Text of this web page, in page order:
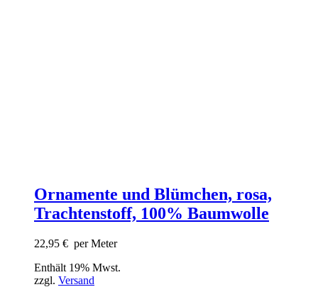
Ornamente und Blümchen, rosa,
Trachtenstoff, 100% Baumwolle
22,95 € per Meter
Enthält 19% Mwst.
zzgl. Versand